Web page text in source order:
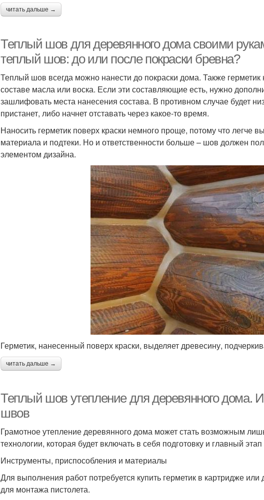
читать дальше →
Теплый шов для деревянного дома своими
теплый шов: до или после покраски бревна?
Теплый шов всегда можно нанести до покраски дома. Также
составе масла или воска. Если эти составляющие есть, нужно
зашлифовать места нанесения состава. В противном случае будет
пристанет, либо начнет отставать через какое-то время.
Наносить герметик поверх краски немного проще, потому что легче
материала и подтеки. Но и ответственности больше – шов должен
элементом дизайна.
Герметик, нанесенный поверх краски, выделяет древесину,
читать дальше →
Теплый шов утепление для деревянного дома.
швов
Грамотное утепление деревянного дома может стать возможным
технологии, которая будет включать в себя подготовку и главный
Инструменты, приспособления и материалы
Для выполнения работ потребуется купить герметик в картридже
для монтажа пистолета.